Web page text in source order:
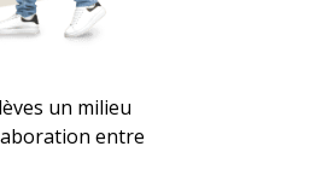
un milieu
entre